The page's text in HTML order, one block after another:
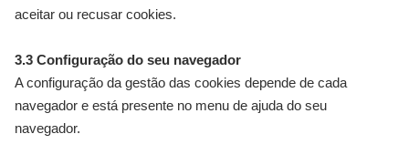
aceitar ou recusar cookies.
3.3 Configuração do seu navegador
A configuração da gestão das cookies depende de cada
navegador e está presente no menu de ajuda do seu
navegador.